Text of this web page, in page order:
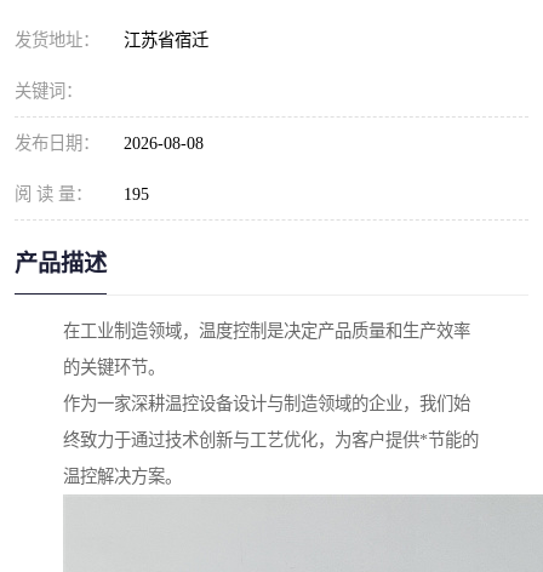
发货地址： 江苏省宿迁
关键词：
发布日期： 2026-08-08
阅 读 量： 195
产品描述
在工业制造领域，温度控制是决定产品质量和生产效率
的关键环节。
作为一家深耕温控设备设计与制造领域的企业，我们始
终致力于通过技术创新与工艺优化，为客户提供*节能的
温控解决方案。